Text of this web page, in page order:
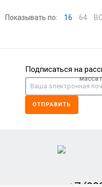
Показывать по: 16 64
Подписаться на
ОТПРАВИТЬ